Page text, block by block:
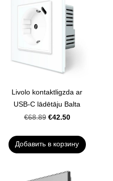
Livolo kontaktligzda ar
USB-C lādētāju Balta
€68.89 €42.50
Добавить в корзину